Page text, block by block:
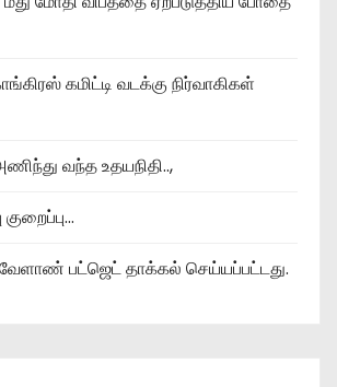
கமிட்டி வடக்கு நிர்வாகிகள்
வந்த உதயநிதி..,
குறைப்பு…
பட்ஜெட் தாக்கல் செய்யப்பட்டது.